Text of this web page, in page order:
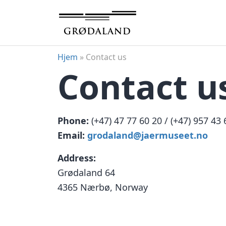
Hjem » Contact us
Contact
Phone: (+47) 47 77 60 20 / (+47) 957 43
Email: grodaland@jaermuseet.no
Address:
Grødaland 64
4365 Nærbø, Norway